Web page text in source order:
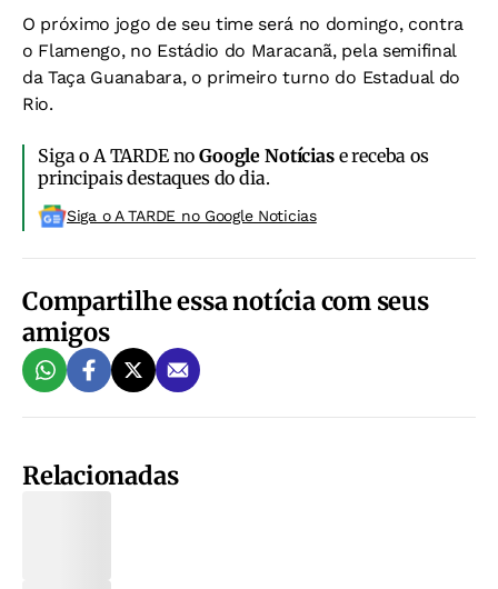
O próximo jogo de seu time será no domingo, contra
o Flamengo, no Estádio do Maracanã, pela semifinal
da Taça Guanabara, o primeiro turno do Estadual do
Rio.
Siga o A TARDE noGoogle Notíciase receba os
principais destaques do dia.
Siga o A TARDE no Google Noticias
Compartilhe essa notícia com seus
amigos
Relacionadas